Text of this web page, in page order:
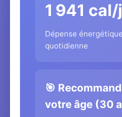
1 941
Dépense
quotidienne
🎯
votre âge (30